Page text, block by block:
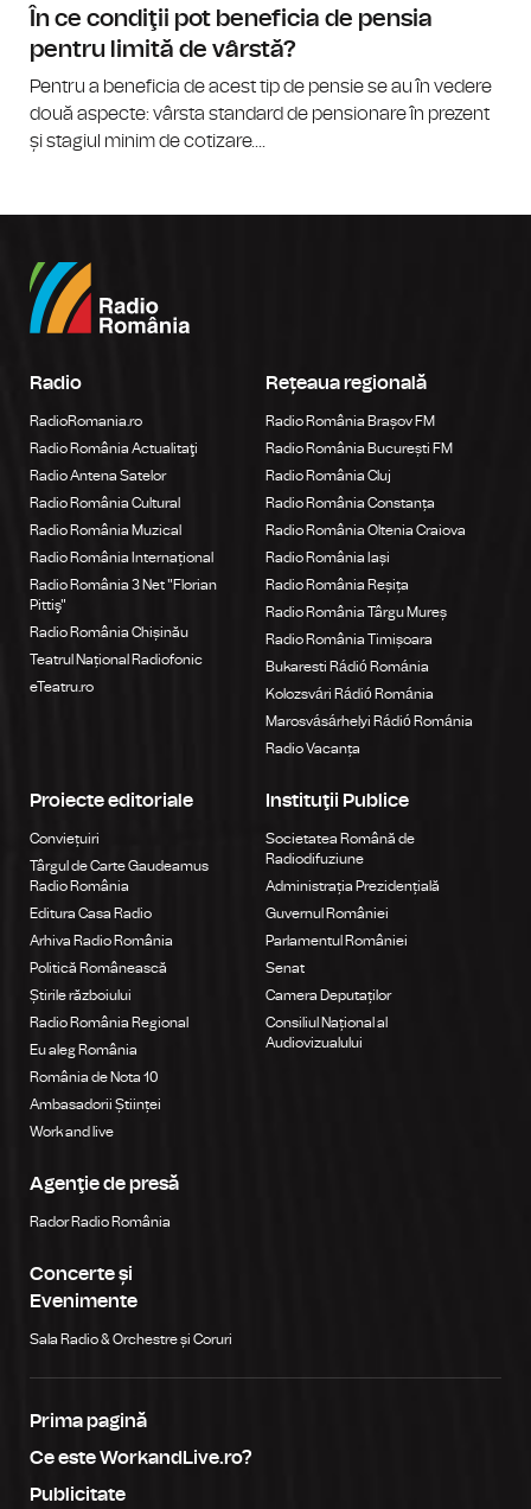
În ce condiţii pot beneficia de pensia
pentru limită de vârstă?
Pentru a beneficia de acest tip de pensie se au în vedere
două aspecte: vârsta standard de pensionare în prezent
și stagiul minim de cotizare....
Radio
RadioRomania.ro
Radio România Actualitaţi
Radio Antena Satelor
Radio România Cultural
Radio România Muzical
Radio România Internațional
Radio România 3 Net "Florian
Pittiş"
Radio România Chișinău
Teatrul Național Radiofonic
eTeatru.ro
Rețeaua regională
Radio România Brașov FM
Radio România București FM
Radio România Cluj
Radio România Constanța
Radio România Oltenia Craiova
Radio România Iași
Radio România Reșița
Radio România Târgu Mureș
Radio România Timișoara
Bukaresti Rádió Románia
Kolozsvári Rádió Románia
Marosvásárhelyi Rádió Románia
Radio Vacanța
Proiecte editoriale
Conviețuiri
Târgul de Carte Gaudeamus
Radio România
Editura Casa Radio
Arhiva Radio România
Politică Românească
Știrile războiului
Radio România Regional
Eu aleg România
România de Nota 10
Ambasadorii Științei
Work and live
Agenţie de presă
Rador Radio România
Concerte și
Evenimente
Sala Radio & Orchestre și Coruri
Instituţii Publice
Societatea Română de
Radiodifuziune
Administrația Prezidențială
Guvernul României
Parlamentul României
Senat
Camera Deputaților
Consiliul Național al
Audiovizualului
Prima pagină
Ce este WorkandLive.ro?
Publicitate